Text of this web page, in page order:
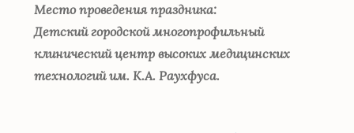
Место проведения праздника:
Детский городской многопрофильный
клинический центр высоких медицинских
технологий им. К.А. Раухфуса.